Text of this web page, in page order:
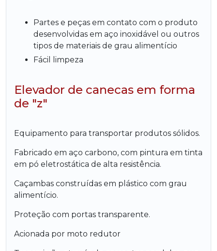
Partes e peças em contato com o produto
desenvolvidas em aço inoxidável ou outros
tipos de materiais de grau alimentício
Fácil limpeza
Elevador de canecas em forma
de "z"
Equipamento para transportar produtos sólidos.
Fabricado em aço carbono, com pintura em tinta
em pó eletrostática de alta resistência.
Caçambas construídas em plástico com grau
alimentício.
Proteção com portas transparente.
Acionada por moto redutor